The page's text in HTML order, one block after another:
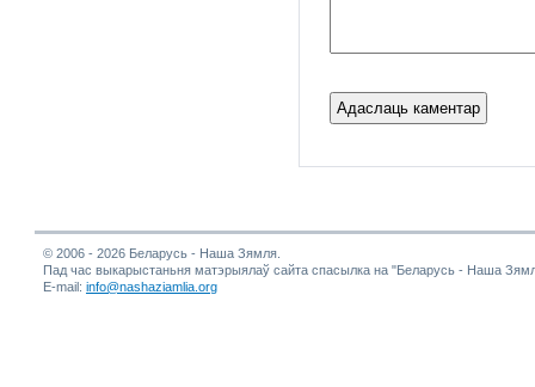
© 2006 - 2026 Беларусь - Наша Зямля.
Пад час выкарыстаньня матэрыялаў сайта спасылка на "Беларусь - Наша
E-mail: info@nashaziamlia.org